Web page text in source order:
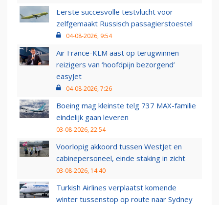
Eerste succesvolle testvlucht voor
zelfgemaakt Russisch passagierstoestel
04-08-2026, 9:54
Air France-KLM aast op terugwinnen
reizigers van ‘hoofdpijn bezorgend’
easyJet
04-08-2026, 7:26
Boeing mag kleinste telg 737 MAX-familie
eindelijk gaan leveren
03-08-2026, 22:54
Voorlopig akkoord tussen WestJet en
cabinepersoneel, einde staking in zicht
03-08-2026, 14:40
Turkish Airlines verplaatst komende
winter tussenstop op route naar Sydney